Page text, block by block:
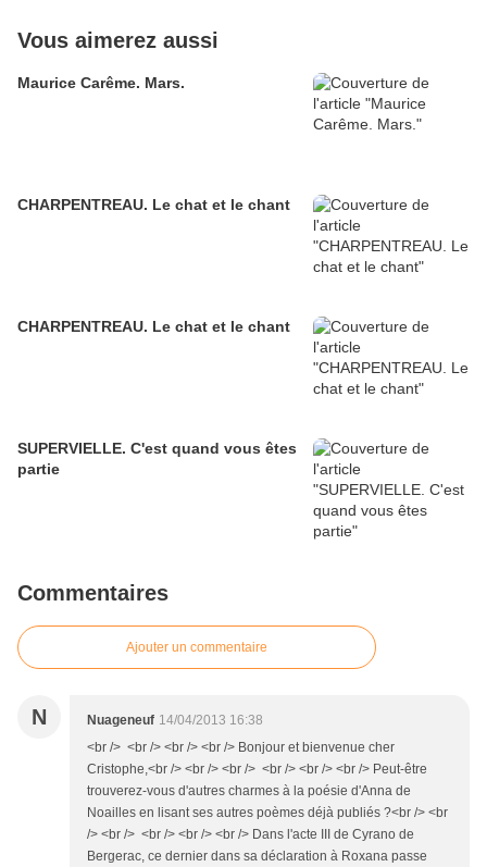
Vous aimerez aussi
Maurice Carême. Mars.
CHARPENTREAU. Le chat et le chant
CHARPENTREAU. Le chat et le chant
SUPERVIELLE. C'est quand vous êtes
partie
Commentaires
Ajouter un commentaire
N Nuageneuf 14/04/2013 16:38
<br /> <br /> <br /> <br /> Bonjour et bienvenue cher
Cristophe,<br /> <br /> <br /> <br /> <br /> <br /> Peut-être
trouverez-vous d'autres charmes à la poésie d'Anna de
Noailles en lisant ses autres poèmes déjà publiés ?<br /> <br
/> <br /> <br /> <br /> <br /> Dans l'acte III de Cyrano de
Bergerac, ce dernier dans sa déclaration à Roxana passe